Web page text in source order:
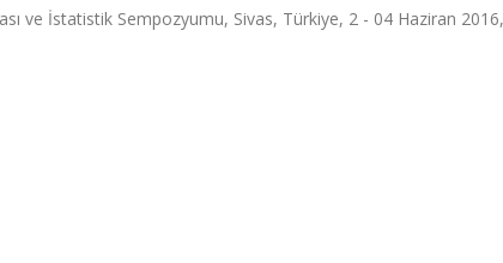
ve İstatistik Sempozyumu, Sivas, Türkiye, 2 - 04 Haziran